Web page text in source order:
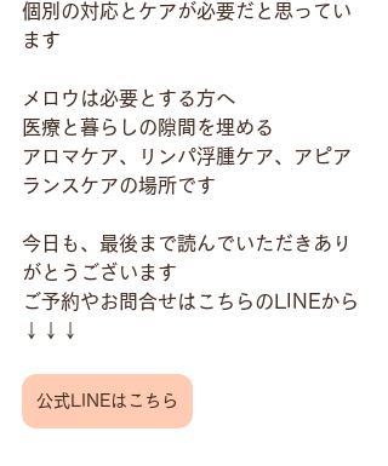
個別の対応とケアが必要だと思ってい
ます
メロウは必要とする方へ
医療と暮らしの隙間を埋める
アロマケア、リンパ浮腫ケア、アピア
ランスケアの場所です
今日も、最後まで読んでいただきあり
がとうございます
ご予約やお問合せはこちらのLINEから
↓↓↓
公式LINEはこちら